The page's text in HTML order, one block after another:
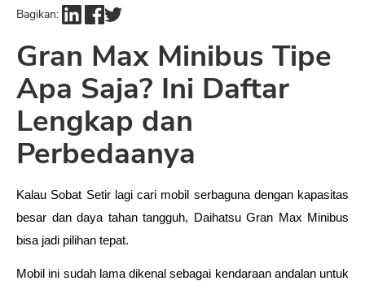
Bagikan:
Gran Max Minibus Tipe
Apa Saja? Ini Daftar
Lengkap dan
Perbedaanya
Kalau Sobat Setir lagi cari mobil serbaguna dengan kapasitas
besar dan daya tahan tangguh, Daihatsu Gran Max Minibus
bisa jadi pilihan tepat.
Mobil ini sudah lama dikenal sebagai kendaraan andalan untuk